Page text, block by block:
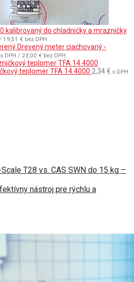
kalibrovaný do chladničky a mrazničky
19,51 € bez DPH
Drevený meter ciachovaný -
s DPH / 23,00 € bez DPH
teplomer TFA 14.4000 2,34€ s DPH
T28 vs. CAS SWN do 15 kg –
nástroj pre rýchlu a